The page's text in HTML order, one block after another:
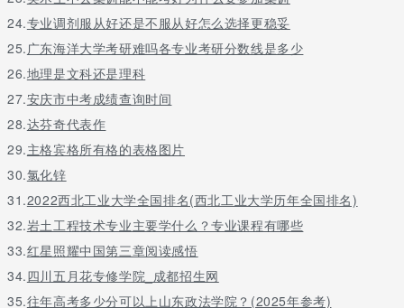
24.专业调剂服从好还是不服从好怎么选择更稳妥
25.广东海洋大学考研难吗各专业考研分数线是多少
26.地理是文科还是理科
27.安庆市中考成绩查询时间
28.达芬奇代表作
29.主格宾格所有格的表格图片
30.氯化锌
31.2022西北工业大学全国排名(西北工业大学历年全国排名)
32.岩土工程技术专业主要学什么？专业课程有哪些
33.红星照耀中国第三章阅读感悟
34.四川五月花专修学院_成都招生网
35.往年高考多少分可以上山东政法学院？(2025年参考)